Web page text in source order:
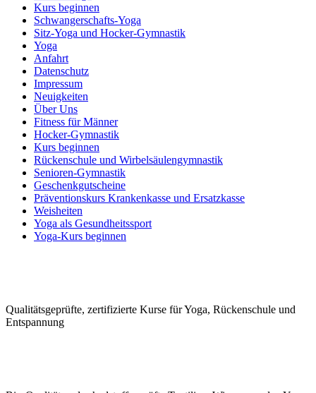
Kurs beginnen
Schwanger­schafts-Yoga
Sitz-Yoga und Hocker-Gymnastik
Yoga
Anfahrt
Datenschutz
Impressum
Neuigkeiten
Über Uns
Fitness für Männer
Hocker-Gymnastik
Kurs beginnen
Rückenschule und Wirbelsäulen­gymnastik
Senioren-Gymnastik
Geschenkgutscheine
Präventionskurs Krankenkasse und Ersatzkasse
Weisheiten
Yoga als Gesundheitssport
Yoga-Kurs beginnen
Qualitäts­geprüfte, zerti­fizierte Kurse für Yoga, Rücken­schule und
Ent­spannung